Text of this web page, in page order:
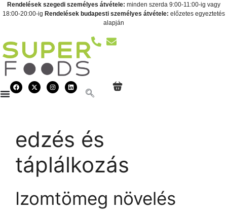
Rendelések szegedi személyes átvétele: minden szerda 9:00-11:00-ig vagy
18:00-20:00-ig Rendelések budapesti személyes átvétele: előzetes egyeztetés
alapján
edzés és
táplálkozás
Izomtömeg növelés